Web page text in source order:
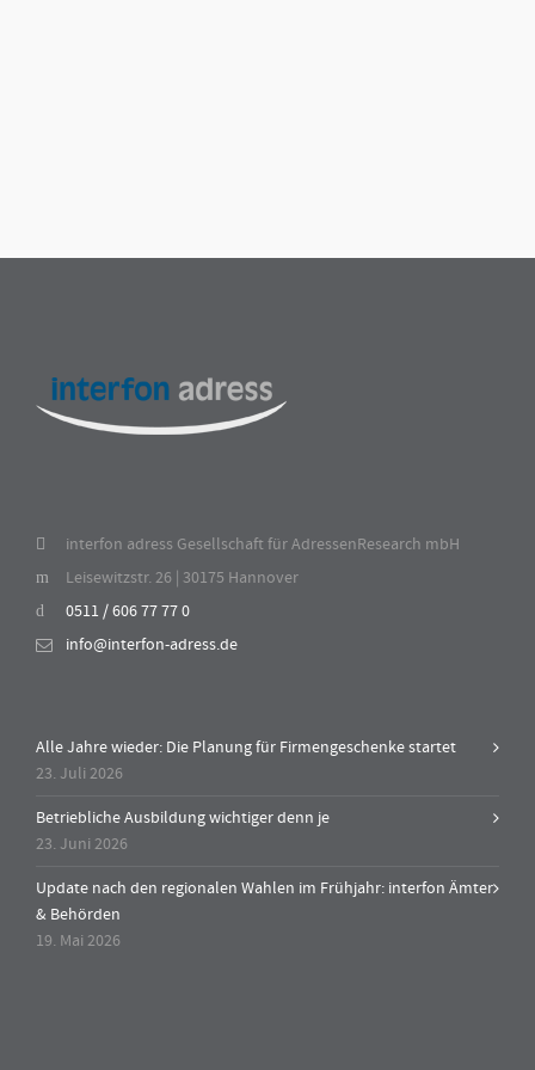
interfon adress Gesellschaft für AdressenResearch mbH
Leisewitzstr. 26 | 30175 Hannover
0511 / 606 77 77 0
info@interfon-adress.de
Alle Jahre wieder: Die Planung für Firmengeschenke startet
23. Juli 2026
Betriebliche Ausbildung wichtiger denn je
23. Juni 2026
Update nach den regionalen Wahlen im Frühjahr: interfon Ämter
& Behörden
19. Mai 2026